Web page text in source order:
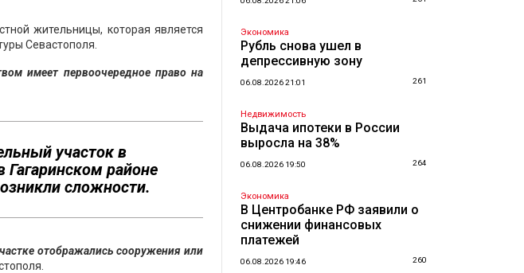
жительницы, которая является
Севастополя.
имеет первоочередное право на
участок в
районе
сложности.
отображались сооружения или
Экономика
Рубль снова ушел в
депрессивную зону
06.08.2026 21:01 261
Недвижимость
Выдача ипотеки в России
выросла на 38%
06.08.2026 19:50 264
Экономика
В Центробанке РФ заявили о
снижении финансовых
платежей
06.08.2026 19:46 260